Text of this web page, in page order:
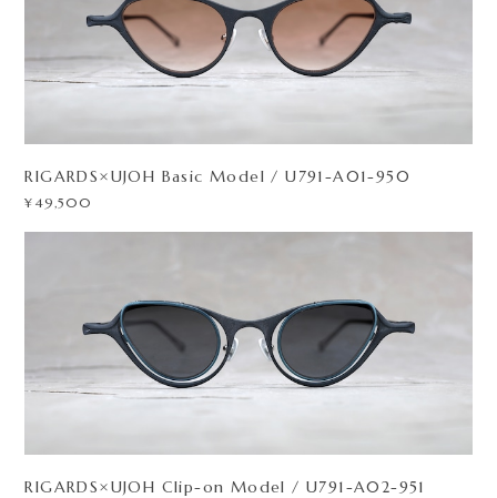
RIGARDS×UJOH Basic Model / U791-A01-950
¥49,500
RIGARDS×UJOH Clip-on Model / U791-A02-951